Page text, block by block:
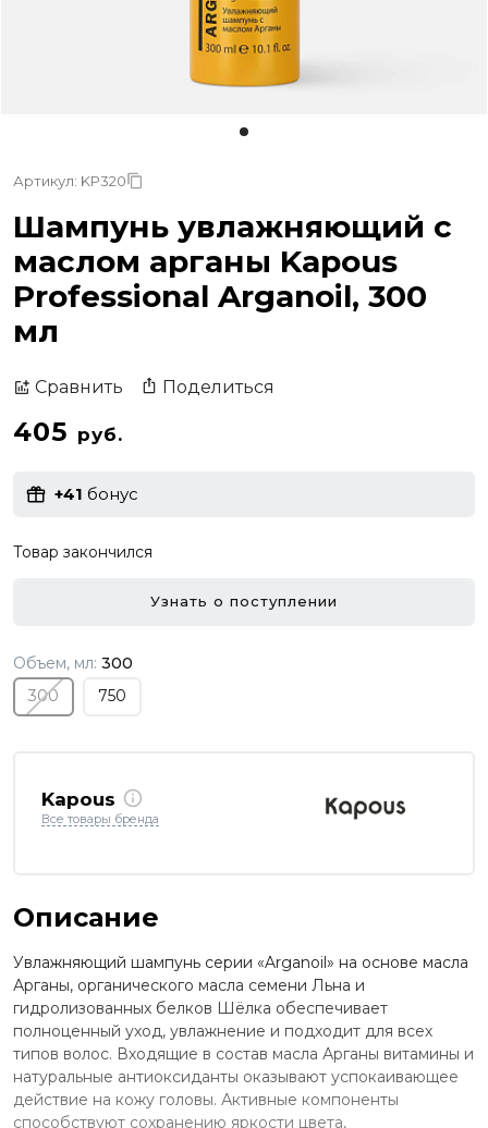
Артикул: KP320
Шампунь увлажняющий с
маслом арганы Kapous
Professional Arganoil, 300
мл
Сравнить Поделиться
405 руб.
+41 бонус
Товар закончился
Узнать о поступлении
Объем, мл: 300
300
750
Kapous
Все товары бренда
Описание
Увлажняющий шампунь серии «Arganoil» на основе масла
Арганы, органического масла семени Льна и
гидролизованных белков Шёлка обеспечивает
полноценный уход, увлажнение и подходит для всех
типов волос. Входящие в состав масла Арганы витамины и
натуральные антиоксиданты оказывают успокаивающее
действие на кожу головы. Активные компоненты
способствуют сохранению яркости цвета,